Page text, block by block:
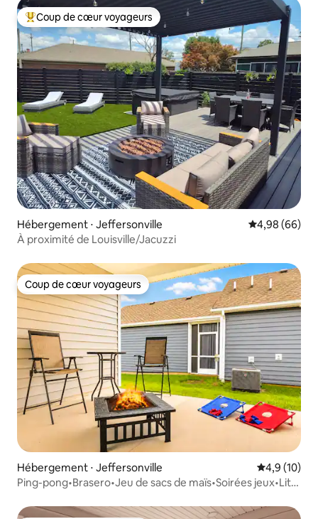
Coups de cœur voyageurs les plus appréciés
Coup de cœur voyageurs
Hébergement ⋅ Jeffersonville Évaluation
4,98 (66)
À proximité de Louisville/Jacuzzi
Coup de cœur voyageurs
Coup de cœur voyageurs
Hébergement ⋅ Jeffersonville Évaluation
4,9 (10)
Ping-pong•Brasero•Jeu de sacs de maïs•Soirées jeux•Lit